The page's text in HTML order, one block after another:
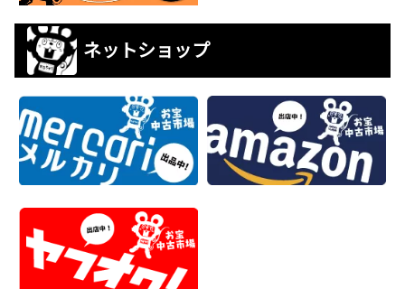
ネットショップ